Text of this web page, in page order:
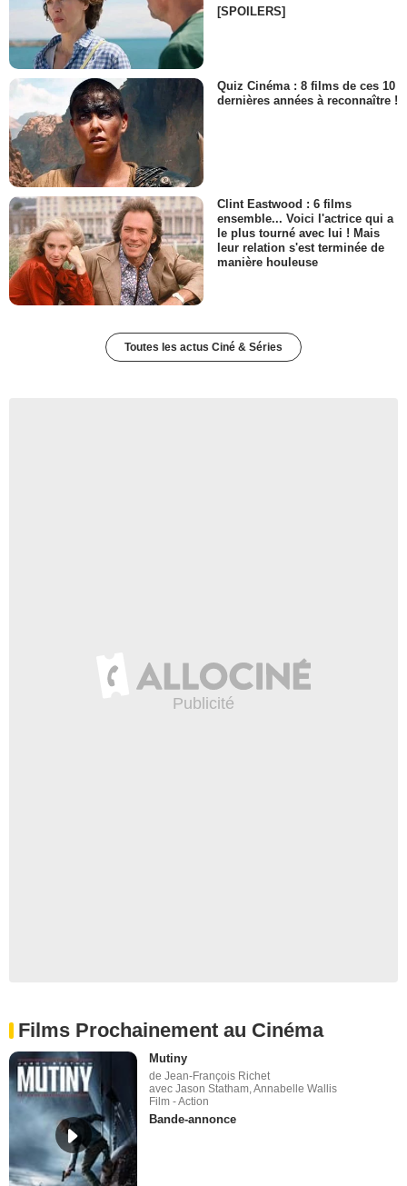
[SPOILERS]
Quiz Cinéma : 8 films de ces 10
dernières années à reconnaître !
Clint Eastwood : 6 films
ensemble... Voici l'actrice qui a
le plus tourné avec lui ! Mais
leur relation s'est terminée de
manière houleuse
Toutes les actus Ciné & Séries
Films Prochainement au Cinéma
Mutiny
de Jean-François Richet
avec Jason Statham, Annabelle Wallis
Film - Action
Bande-annonce